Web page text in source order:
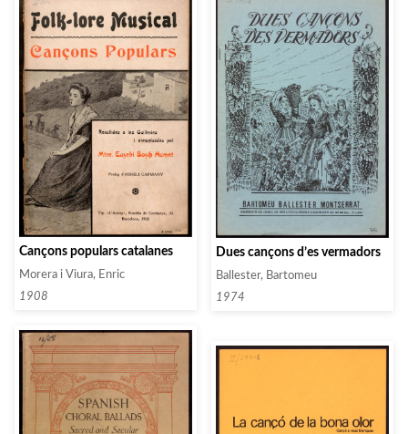
Cançons populars catalanes
Morera i Viura, Enric
1908
Dues cançons d’es vermadors
Ballester, Bartomeu
1974